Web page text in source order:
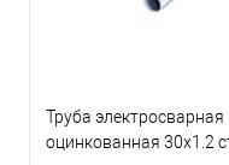
Труба электросварная
оцинкованная 30х1.2